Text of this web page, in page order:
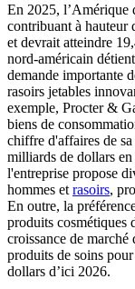
En 2025, l’Amérique
contribuant à hauteur
et devrait atteindre
nord-américain
demande importante
rasoirs jetables
exemple, Procter &
biens de
chiffre d'affaires de
milliards de dollars
l'entreprise propose
hommes et rasoirs,
En outre, la
produits cosmétiques
croissance de
produits de soins
dollars d’ici 2026.